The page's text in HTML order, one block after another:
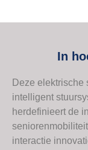
In
Deze elektrische
intelligent
herdefinieert de
interactie